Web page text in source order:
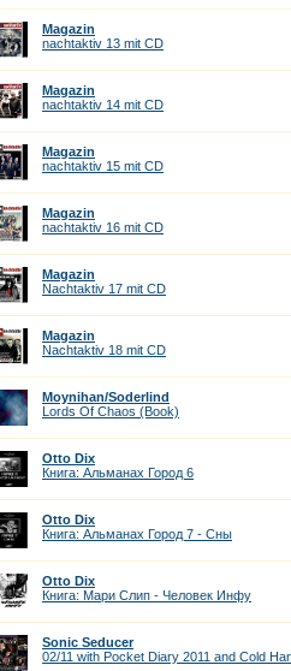
Magazin
nachtaktiv 13 mit CD
Magazin
nachtaktiv 14 mit CD
Magazin
nachtaktiv 15 mit CD
Magazin
nachtaktiv 16 mit CD
Magazin
Nachtaktiv 17 mit CD
Magazin
Nachtaktiv 18 mit CD
Moynihan/Soderlind
Lords Of Chaos (Book)
Otto Dix
Книга: Альманах Город 6
Otto Dix
Книга: Альманах Город 7 - Сны
Otto Dix
Книга: Мари Слип - Человек Инфу
Sonic Seducer
02/11 with Pocket Diary 2011 and Cold